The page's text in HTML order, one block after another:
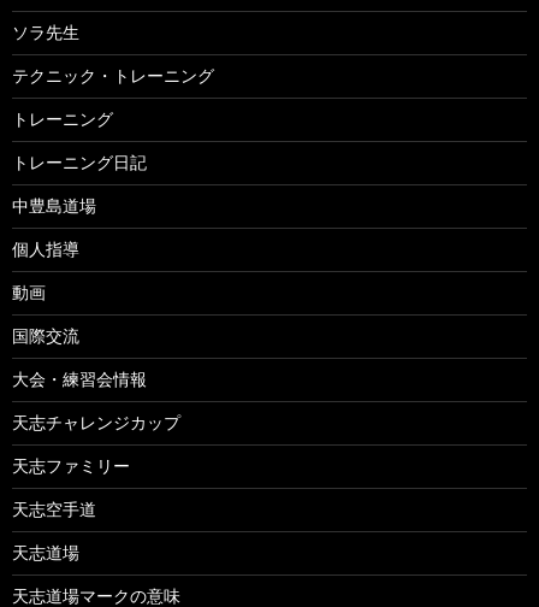
ソラ先生
テクニック・トレーニング
トレーニング
トレーニング日記
中豊島道場
個人指導
動画
国際交流
大会・練習会情報
天志チャレンジカップ
天志ファミリー
天志空手道
天志道場
天志道場マークの意味